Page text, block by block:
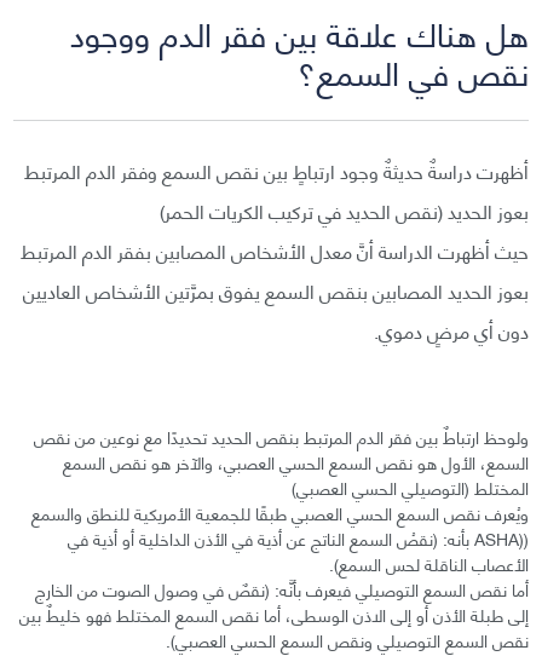
هل هناك علاقة بين فقر الدم ووجود
نقص في السمع؟
أظهرت دراسةٌ حديثةٌ وجود ارتباطٍ بين نقص السمع وفقر الدم المرتبط
بعوز الحديد (نقص الحديد في تركيب الكريات الحمر)
حيث أظهرت الدراسة أنَّ معدل الأشخاص المصابين بفقر الدم المرتبط
بعوز الحديد المصابين بنقص السمع يفوق بمرَّتين الأشخاص العاديين
دون أي مرضٍ دموي.
ولوحظ ارتباطٌ بين فقر الدم المرتبط بنقص الحديد تحديدًا مع نوعين من نقص
السمع، الأول هو نقص السمع الحسي العصبي، والآخر هو نقص السمع
المختلط (التوصيلي الحسي العصبي)
ويُعرف نقص السمع الحسي العصبي طبقًا للجمعية الأمريكية للنطق والسمع
((ASHA بأنه: (نقصُ السمع الناتج عن أذية في الأذن الداخلية أو أذية في
الأعصاب الناقلة لحس السمع).
أما نقص السمع التوصيلي فيعرف بأنَّه: (نقصٌ في وصول الصوت من الخارج
إلى طبلة الأذن أو إلى الاذن الوسطى، أما نقص السمع المختلط فهو خليطٌ بين
نقص السمع التوصيلي ونقص السمع الحسي العصبي).